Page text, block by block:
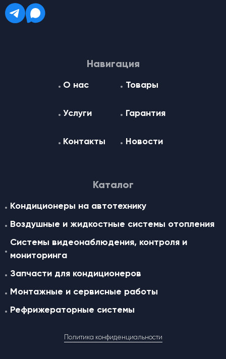
Навигация
О нас Товары
Услуги Гарантия
Контакты Новости
Каталог
Кондиционеры на автотехнику
Воздушные и жидкостные cистемы отопления
Системы видеонаблюдения, контроля и
мониторинга
Запчасти для кондиционеров
Монтажные и сервисные работы
Рефрижераторные системы
Политика конфиденциальности